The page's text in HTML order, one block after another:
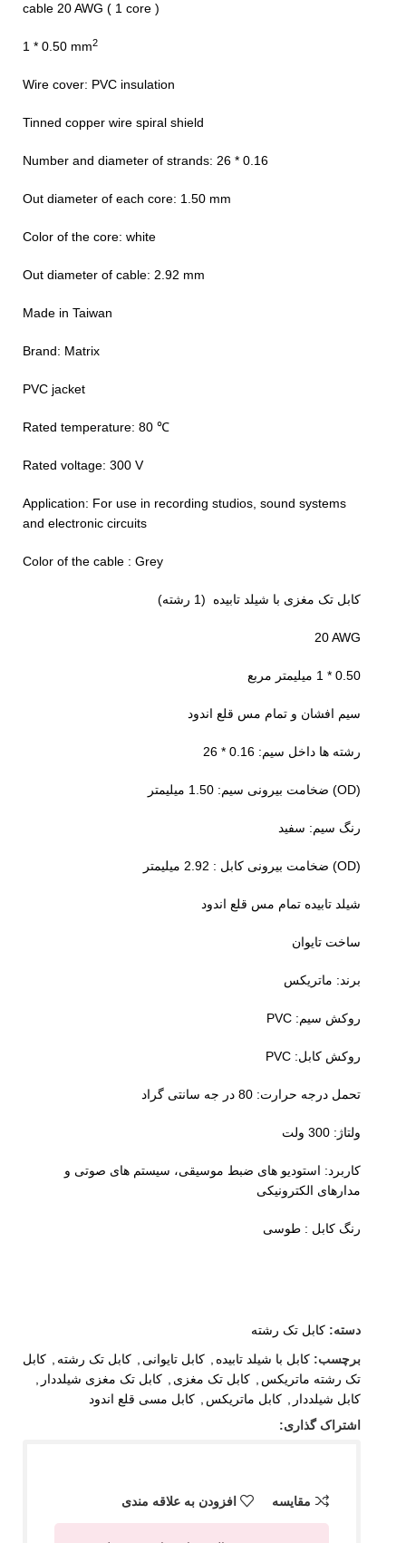
cable 20 AWG ( 1 core )
1 * 0.50 mm2
Wire cover: PVC insulation
Tinned copper wire spiral shield
Number and diameter of strands: 26 * 0.16
Out diameter of each core: 1.50 mm
Color of the core: white
Out diameter of cable: 2.92 mm
Made in Taiwan
Brand: Matrix
PVC jacket
℃ Rated temperature: 80
Rated voltage: 300 V
Application: For use in recording studios, sound systems
and electronic circuits
Color of the cable : Grey
کابل تک مغزی با شیلد تابیده (1 رشته)
20 AWG
0.50 * 1 میلیمتر مربع
سیم افشان و تمام مس قلع اندود
رشته ها داخل سیم: 0.16 * 26
(OD) ضخامت بیرونی سیم: 1.50 میلیمتر
رنگ سیم: سفید
(OD) ضخامت بیرونی کابل : 2.92 میلیمتر
شیلد تابیده تمام مس قلع اندود
ساخت تایوان
برند: ماتریکس
روکش سیم: PVC
روکش کابل: PVC
تحمل درجه حرارت: 80 در جه سانتی گراد
ولتاژ: 300 ولت
کاربرد: استودیو های ضبط موسیقی، سیستم های صوتی و
مدارهای الکترونیکی
رنگ کابل : طوسی
دسته: کابل تک رشته
برچسب: کابل با شیلد تابیده , کابل تایوانی , کابل تک رشته , کابل
تک رشته ماتریکس , کابل تک مغزی , کابل تک مغزی شیلددار ,
کابل شیلددار , کابل ماتریکس , کابل مسی قلع اندود
اشتراک گذاری:
مقایسه افزودن به علاقه مندی